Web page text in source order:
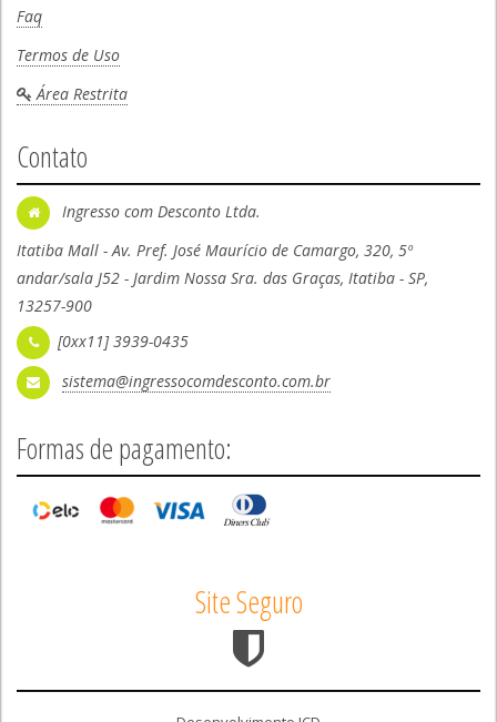
Faq
Termos de Uso
Área Restrita
Contato
Ingresso com Desconto Ltda.
Itatiba Mall - Av. Pref. José Maurício de Camargo, 320, 5º
andar/sala J52 - Jardim Nossa Sra. das Graças, Itatiba - SP,
13257-900
[0xx11] 3939-0435
sistema@ingressocomdesconto.com.br
Formas de pagamento:
Site Seguro